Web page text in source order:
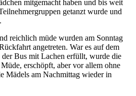
mitgemacht haben und bis weit
getanzt wurde und
reichlich müde wurden am Sonntag
angetreten. War es auf dem
Bus mit Lachen erfüllt, wurde die
erschöpft, aber vor allem ohne
Mädels am Nachmittag wieder in